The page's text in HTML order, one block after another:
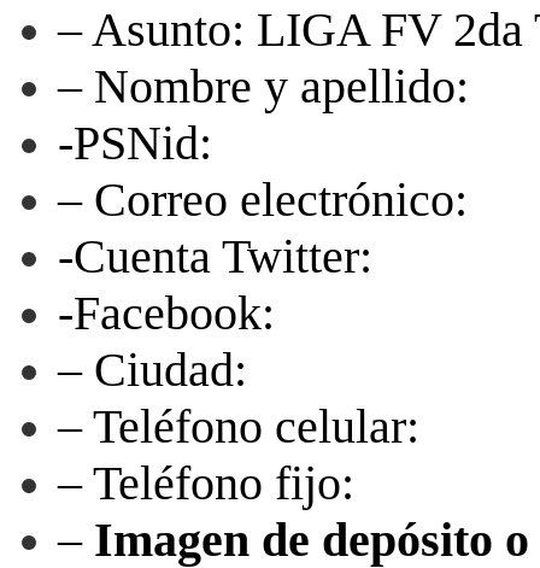
– Asunto: LIGA FV
– Nombre y apellido:
-PSNid:
– Correo electrónico:
-Cuenta Twitter:
-Facebook:
– Ciudad:
– Teléfono celular:
– Teléfono fijo:
– Imagen de depósito